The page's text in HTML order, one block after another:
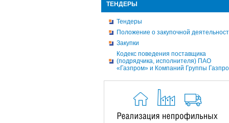
ТЕНДЕРЫ
Тендеры
Положение о закупочной
Закупки
Кодекс поведения поставщика
(подрядчика, исполнителя) ПАО
«Газпром» и Компаний Группы